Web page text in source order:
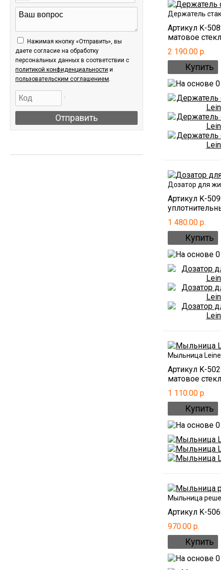
Нажимая кнопку «Отправить», вы
даете согласие на обработку
персональных данных в соответствии c
политикой конфиденциальности и
пользовательским соглашением.
Отправить
Держатель
Артикул K-
матовое
2 190.00 р.
Дозатор для
Артикул K-
1 480.00 р.
Мыльница
Артикул K-
матовое
1 110.00 р.
Мыльница
Артикул K-
970.00 р.